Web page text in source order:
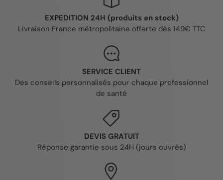
EXPEDITION 24H (produits en stock)
Livraison France métropolitaine offerte dès 149€ TTC
SERVICE CLIENT
Des conseils personnalisés pour chaque professionnel
de santé
DEVIS GRATUIT
Réponse garantie sous 24H (jours ouvrés)